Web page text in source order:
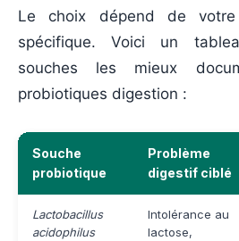
Le choix dépend de
spécifique. Voici un
souches les mieux
probiotiques digestion :
Souche
probiotique
Problème
digestif ciblé
Lactobacillus
acidophilus
Intolérance au
lactose,